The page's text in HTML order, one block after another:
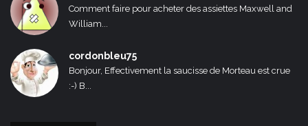
Comment faire pour acheter des assiettes Maxwell and
William...
cordonbleu75
Bonjour, Effectivement la saucisse de Morteau est crue
:-) B...